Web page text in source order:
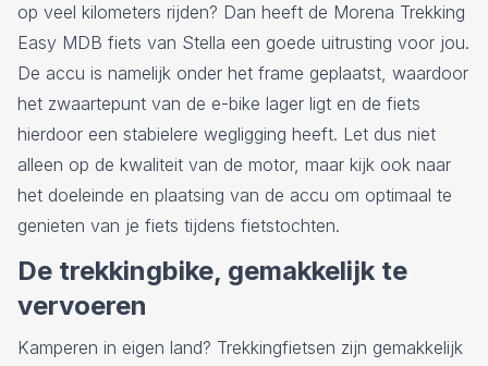
op veel kilometers rijden? Dan heeft de Morena Trekking
Easy MDB fiets van Stella een goede uitrusting voor jou.
De accu is namelijk onder het frame geplaatst, waardoor
het zwaartepunt van de e-bike lager ligt en de fiets
hierdoor een stabielere wegligging heeft. Let dus niet
alleen op de kwaliteit van de motor, maar kijk ook naar
het doeleinde en plaatsing van de accu om optimaal te
genieten van je fiets tijdens fietstochten.
De trekkingbike, gemakkelijk te
vervoeren
Kamperen in eigen land? Trekkingfietsen zijn gemakkelijk